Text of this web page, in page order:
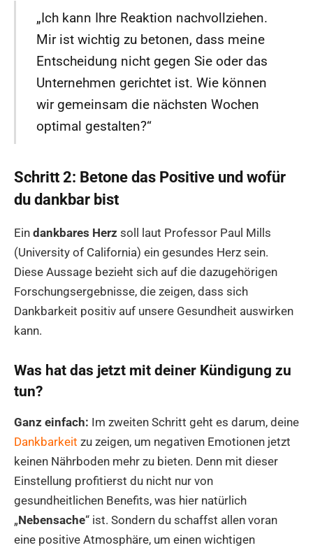
„Ich kann Ihre Reaktion nachvollziehen.
Mir ist wichtig zu betonen, dass meine
Entscheidung nicht gegen Sie oder das
Unternehmen gerichtet ist. Wie können
wir gemeinsam die nächsten Wochen
optimal gestalten?“
Schritt 2: Betone das Positive und wofür
du dankbar bist
Ein dankbares Herz soll laut Professor Paul Mills
(University of California) ein gesundes Herz sein.
Diese Aussage bezieht sich auf die dazugehörigen
Forschungsergebnisse, die zeigen, dass sich
Dankbarkeit positiv auf unsere Gesundheit auswirken
kann.
Was hat das jetzt mit deiner Kündigung zu
tun?
Ganz einfach: Im zweiten Schritt geht es darum, deine
Dankbarkeit zu zeigen, um negativen Emotionen jetzt
keinen Nährboden mehr zu bieten. Denn mit dieser
Einstellung profitierst du nicht nur von
gesundheitlichen Benefits, was hier natürlich
„Nebensache“ ist. Sondern du schaffst allen voran
eine positive Atmosphäre, um einen wichtigen